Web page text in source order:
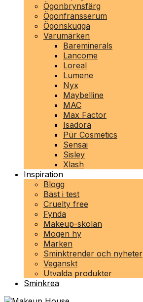
Ögonbrynsfärg
Ögonfransserum
Ögonskugga
Varumärken
Bareminerals
Lancome
Loreal
Lumene
Nyx
Maybelline
MAC
Max Factor
Isadora
Pür Cosmetics
Sensai
Sisley
Xlash
Inspiration
Blogg
Bäst i test
Cruelty free
Fynda
Makeup-skolan
Mogen hy
Märken
Sminktrender och nyheter
Veganskt
Utvalda produkter
Sminkrea